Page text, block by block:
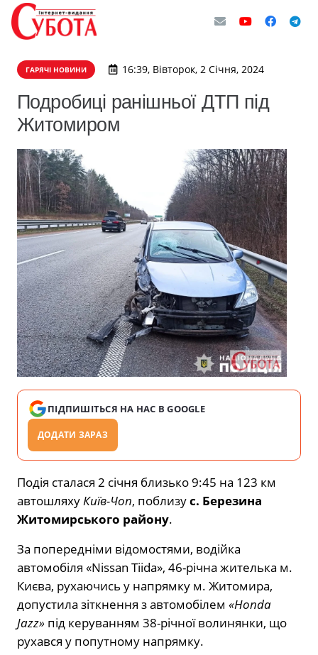
ГАРЯЧІ НОВИНИ 16:39, Вівторок, 2 Січня, 2024
Подробиці ранішньої ДТП під
Житомиром
ПІДПИШІТЬСЯ НА НАС В GOOGLE
ДОДАТИ ЗАРАЗ
Подія сталася 2 січня близько 9:45 на 123 км
автошляхуКиїв-Чоп, поблизус. Березина
Житомирського району.
За попередніми відомостями, водійка
автомобіля «Nissan Tiida», 46-річна жителька м.
Києва, рухаючись у напрямку м. Житомира,
допустила зіткнення з автомобілем «Honda
Jazz» під керуванням 38-річної волинянки, що
рухався у попутному напрямку.